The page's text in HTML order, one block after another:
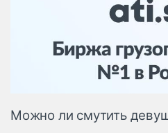
Логистика,
опасные
Таможня и
Можно ли смутить